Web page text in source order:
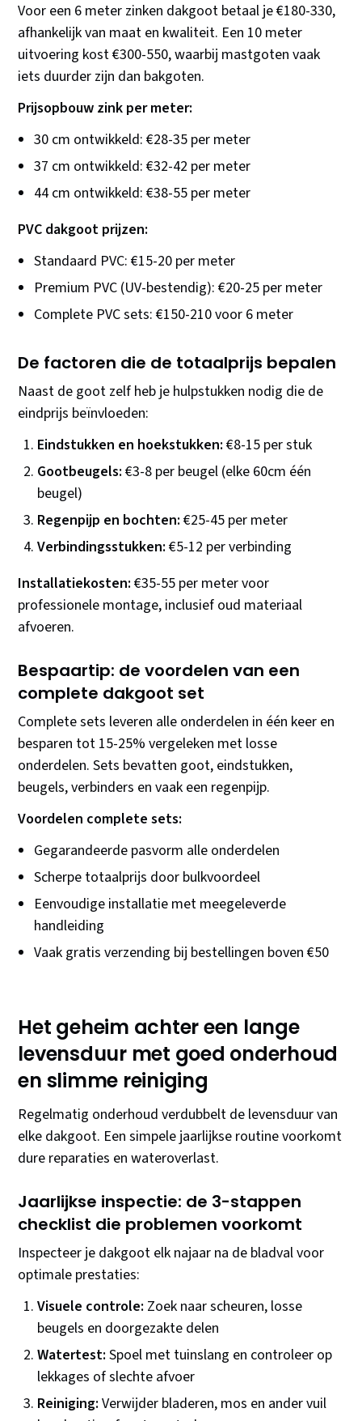
Voor een 6 meter zinken dakgoot betaal je €180-330,
afhankelijk van maat en kwaliteit. Een 10 meter
uitvoering kost €300-550, waarbij mastgoten vaak
iets duurder zijn dan bakgoten.
Prijsopbouw zink per meter:
30 cm ontwikkeld: €28-35 per meter
37 cm ontwikkeld: €32-42 per meter
44 cm ontwikkeld: €38-55 per meter
PVC dakgoot prijzen:
Standaard PVC: €15-20 per meter
Premium PVC (UV-bestendig): €20-25 per meter
Complete PVC sets: €150-210 voor 6 meter
De factoren die de totaalprijs bepalen
Naast de goot zelf heb je hulpstukken nodig die de
eindprijs beïnvloeden:
Eindstukken en hoekstukken: €8-15 per stuk
Gootbeugels: €3-8 per beugel (elke 60cm één
beugel)
Regenpijp en bochten: €25-45 per meter
Verbindingsstukken: €5-12 per verbinding
Installatiekosten: €35-55 per meter voor
professionele montage, inclusief oud materiaal
afvoeren.
Bespaartip: de voordelen van een
complete dakgoot set
Complete sets leveren alle onderdelen in één keer en
besparen tot 15-25% vergeleken met losse
onderdelen. Sets bevatten goot, eindstukken,
beugels, verbinders en vaak een regenpijp.
Voordelen complete sets:
Gegarandeerde pasvorm alle onderdelen
Scherpe totaalprijs door bulkvoordeel
Eenvoudige installatie met meegeleverde
handleiding
Vaak gratis verzending bij bestellingen boven €50
Het geheim achter een lange
levensduur met goed onderhoud
en slimme reiniging
Regelmatig onderhoud verdubbelt de levensduur van
elke dakgoot. Een simpele jaarlijkse routine voorkomt
dure reparaties en wateroverlast.
Jaarlijkse inspectie: de 3-stappen
checklist die problemen voorkomt
Inspecteer je dakgoot elk najaar na de bladval voor
optimale prestaties:
Visuele controle: Zoek naar scheuren, losse
beugels en doorgezakte delen
Watertest: Spoel met tuinslang en controleer op
lekkages of slechte afvoer
Reiniging: Verwijder bladeren, mos en ander vuil